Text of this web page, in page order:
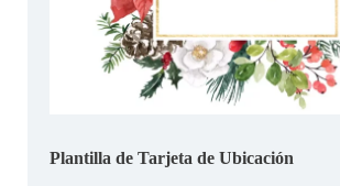
Plantilla de Tarjeta de Ubicación